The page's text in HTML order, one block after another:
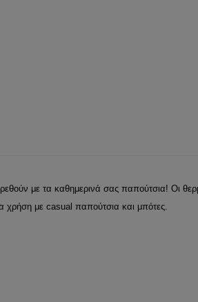
με τα καθημερινά σας παπούτσια! Οι
χρήση με casual παπούτσια και μπότες.